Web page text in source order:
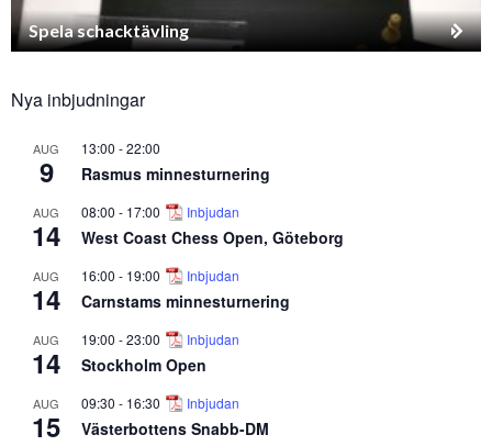
Spela schacktävling
Nya inbjudningar
AUG
9
13:00 -22:00
Rasmus minnesturnering
AUG
14
08:00 - 17:00 Inbjudan
West Coast Chess Open, Göteborg
AUG
14
16:00 - 19:00 Inbjudan
Carnstams minnesturnering
AUG
14
19:00 -23:00 Inbjudan
Stockholm Open
AUG
15
09:30 - 16:30 Inbjudan
Västerbottens Snabb-DM